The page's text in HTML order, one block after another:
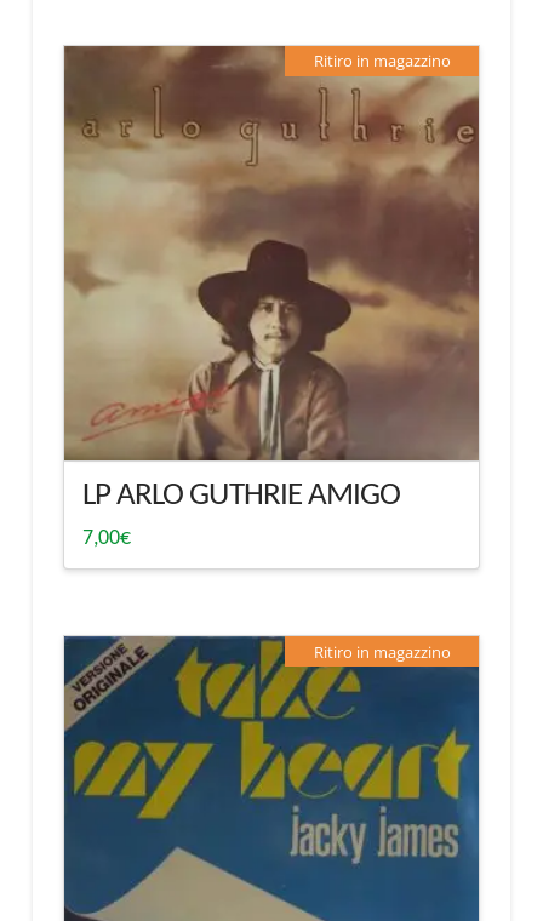
Ritiro in magazzino
LP ARLO GUTHRIE AMIGO
7,00€
Ritiro in magazzino